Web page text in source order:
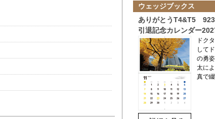
ウェッジブックス
ありがとうT4&T5 923
引退記念カレンダー
ドク
して
の勇
太に
真で綴